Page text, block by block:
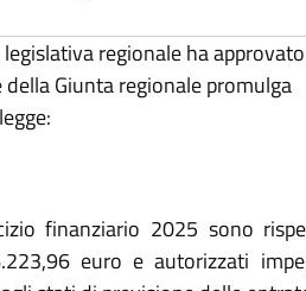
legislativa regionale ha approvato
della Giunta regionale promulga
finanziario 2025 sono
euro e autorizzati